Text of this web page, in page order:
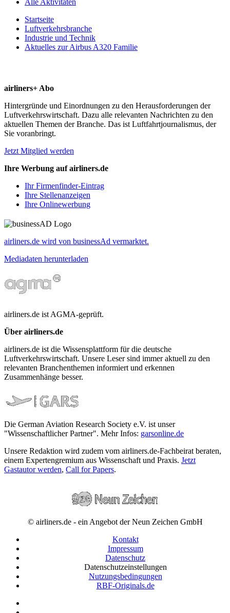
Startseite
Luftverkehrsbranche
Industrie und Technik
Aktuelles zur Airbus A320 Familie
airliners+ Abo
Hintergründe und Einordnungen zu den Herausforderungen der
Luftverkehrswirtschaft. Dazu alle relevanten Nachrichten zu den
aktuellen Themen der Branche. Das ist Luftfahrtjournalismus, der
Sie voranbringt.
Jetzt Mitglied werden
Ihre Werbung auf airliners.de
Ihr Firmenfinder-Eintrag
Ihre Stellenanzeigen
Ihre Onlinewerbung
airliners.de wird von businessAd vermarktet.
Mediadaten herunterladen
airliners.de ist AGMA-geprüft.
Über airliners.de
airliners.de ist die Wissensplattform für die deutsche
Luftverkehrswirtschaft. Unsere Leser sind immer aktuell zu den
relevanten Branchenthemen informiert und erkennen
Zusammenhänge besser.
Die German Aviation Research Society e.V. ist unser
"Wissenschaftlicher Partner". Mehr Infos: garsonline.de
Unsere Redaktion wird zudem vom airliners.de-Fachbeirat beraten,
einem Expertengremium aus Wissenschaft und Praxis. Jetzt
Gastautor werden, Call for Papers.
© airliners.de - ein Angebot der Neun Zeichen GmbH
Kontakt
Impressum
Datenschutz
Datenschutzeinstellungen
Nutzungsbedingungen
RBF-Originals.de